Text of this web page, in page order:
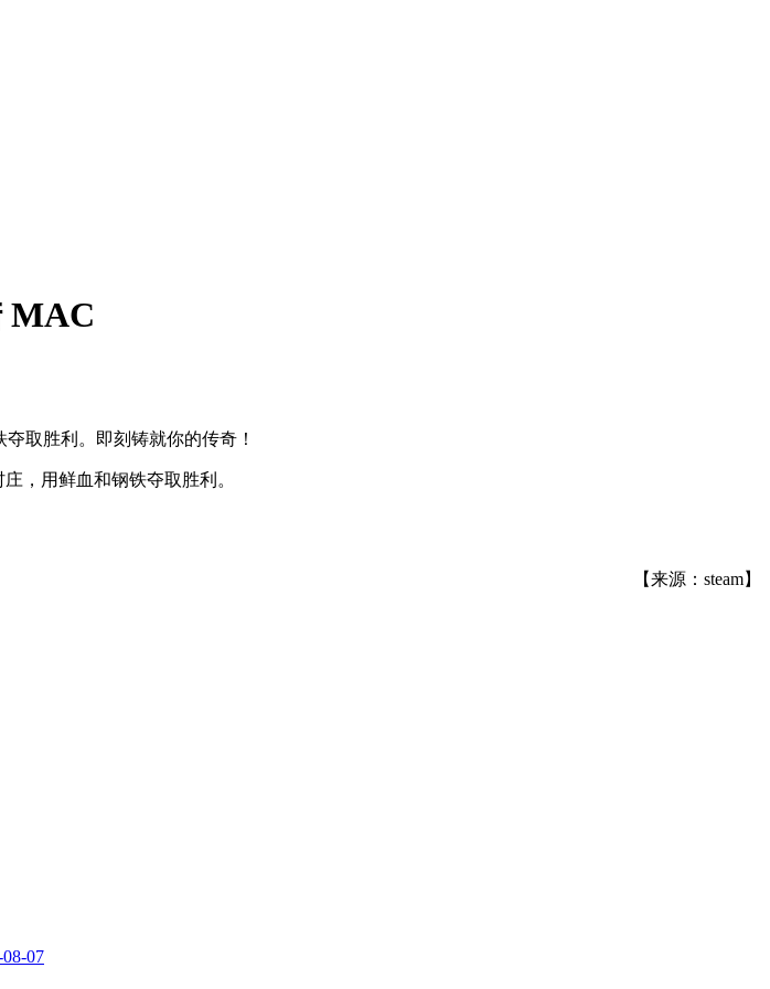
MAC
取胜利。即刻铸就你的传奇！
，用鲜血和钢铁夺取胜利。
【来源：steam】
08-07